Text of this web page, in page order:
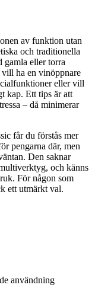
av funktion utan
och traditionella
gamla eller torra
ha en vinöppnare
eller vill
kap. Ett tips är att
– då minimerar
får du förstås mer
pengarna där, men
Den saknar
och känns
För någon som
ett utmärkt val.
användning